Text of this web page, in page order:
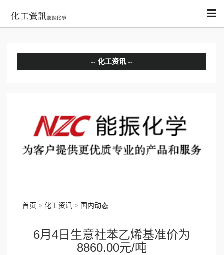
化工资讯
国际动态
首页 > 化工资讯 > 国内动态
6月4日生意社苯乙烯基准价为
8860.00元/吨